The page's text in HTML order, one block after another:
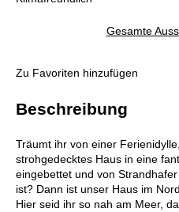
Gesamte
Zu Favoriten hinzufügen
Beschreibung
Träumt ihr von einer
strohgedecktes Haus in eine
eingebettet und von
ist? Dann ist unser Haus im
Hier seid ihr so nah am Meer,